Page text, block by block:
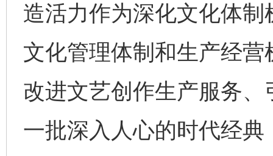
造活力作为深化文化体
文化管理体制和生产经
改进文艺创作生产服务
一批深入人心的时代经